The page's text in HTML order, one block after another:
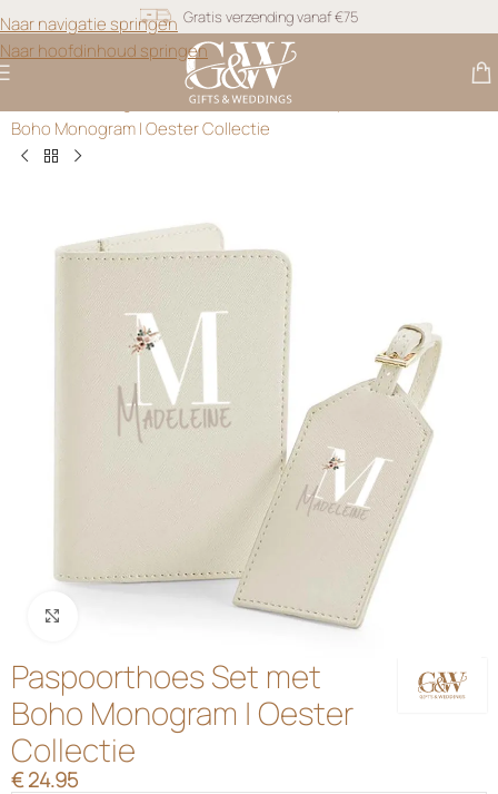
Naar navigatie springen
Naar hoofdinhoud springen
Snel geleverd
Gratis personalisatie
Cadeau voor Haar
Boho Monogram | Oester Collectie
Paspoorthoes Set met
Boho Monogram | Oester
Collectie
€ 24.95